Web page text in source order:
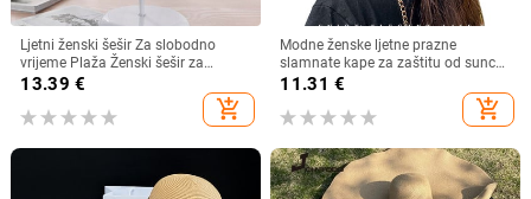
Ljetni ženski šešir Za slobodno
vrijeme Plaža Ženski šešir za
sunčanje Elegantni šešir širokog
oboda Svileni šešir s kantom s
cvijetom Ležerna kapa Ženska
13.39 €
add_shopping_cart
Modne ženske ljetne prazne
slamnate kape za zaštitu od sunca
s velikim obodom, podesivi ženski
sportove na plaži
11.31 €
add_shopping_cart